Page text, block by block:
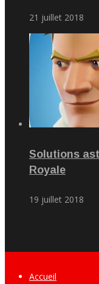
21 juillet 2018
Solutions
Royale
19 juillet 2018
Accueil